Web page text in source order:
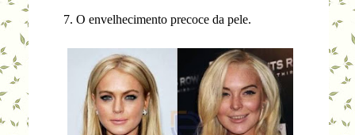
7. O envelhecimento precoce da pele.